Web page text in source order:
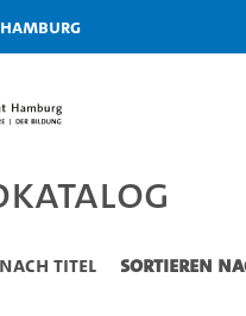
Titel Sortieren